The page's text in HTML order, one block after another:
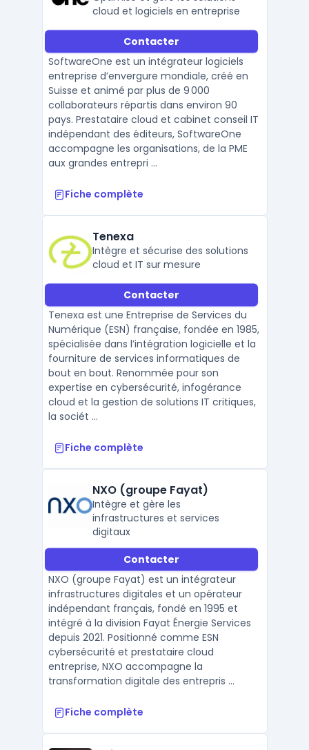
cloud et logiciels en entreprise
Contacter
SoftwareOne est un intégrateur logiciels
entreprise d’envergure mondiale, créé en
Suisse et animé par plus de 9 000
collaborateurs répartis dans environ 90
pays. Prestataire cloud et cabinet conseil IT
indépendant des éditeurs, SoftwareOne
accompagne les organisations, de la PME
aux grandes entrepri ...
Fiche complète
Tenexa
Intègre et sécurise des solutions
cloud et IT sur mesure
Contacter
Tenexa est une Entreprise de Services du
Numérique (ESN) française, fondée en 1985,
spécialisée dans l’intégration logicielle et la
fourniture de services informatiques de
bout en bout. Renommée pour son
expertise en cybersécurité, infogérance
cloud et la gestion de solutions IT critiques,
la sociét ...
Fiche complète
NXO (groupe Fayat)
Intègre et gère les
infrastructures et services
digitaux
Contacter
NXO (groupe Fayat) est un intégrateur
infrastructures digitales et un opérateur
indépendant français, fondé en 1995 et
intégré à la division Fayat Énergie Services
depuis 2021. Positionné comme ESN
cybersécurité et prestataire cloud
entreprise, NXO accompagne la
transformation digitale des entrepris ...
Fiche complète